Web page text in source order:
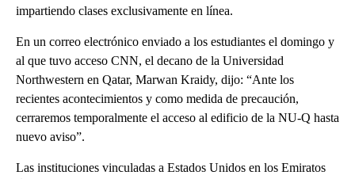
impartiendo clases exclusivamente en línea.
En un correo electrónico enviado a los estudiantes el domingo y
al que tuvo acceso CNN, el decano de la Universidad
Northwestern en Qatar, Marwan Kraidy, dijo: “Ante los
recientes acontecimientos y como medida de precaución,
cerraremos temporalmente el acceso al edificio de la NU-Q hasta
nuevo aviso”.
Las instituciones vinculadas a Estados Unidos en los Emiratos